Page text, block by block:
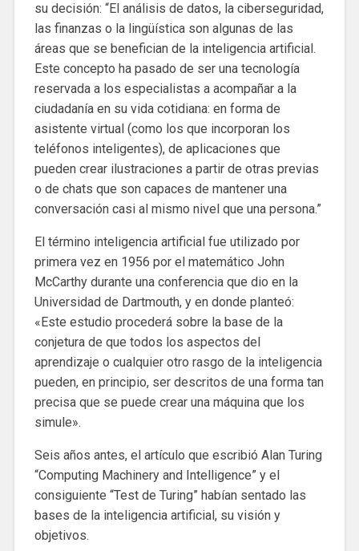
su decisión: “El análisis de datos, la ciberseguridad,
las finanzas o la lingüística son algunas de las
áreas que se benefician de la inteligencia artificial.
Este concepto ha pasado de ser una tecnología
reservada a los especialistas a acompañar a la
ciudadanía en su vida cotidiana: en forma de
asistente virtual (como los que incorporan los
teléfonos inteligentes), de aplicaciones que
pueden crear ilustraciones a partir de otras previas
o de chats que son capaces de mantener una
conversación casi al mismo nivel que una persona.”
El término inteligencia artificial fue utilizado por
primera vez en 1956 por el matemático John
McCarthy durante una conferencia que dio en la
Universidad de Dartmouth, y en donde planteó:
«Este estudio procederá sobre la base de la
conjetura de que todos los aspectos del
aprendizaje o cualquier otro rasgo de la inteligencia
pueden, en principio, ser descritos de una forma tan
precisa que se puede crear una máquina que los
simule».
Seis años antes, el artículo que escribió Alan Turing
“Computing Machinery and Intelligence” y el
consiguiente “Test de Turing” habían sentado las
bases de la inteligencia artificial, su visión y
objetivos.